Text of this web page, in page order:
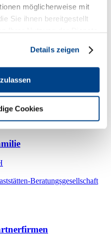
möglicherweise mit
Sie ihnen bereitgestellt
Details zeigen
Cookies
GmbH
Beratungsgesellschaft